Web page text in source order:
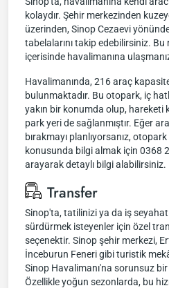
kolaydır. Şehir merkezinden
üzerinden, Sinop Cezaevi
tabelalarını takip edebilirsiniz.
içerisinde havalimanına
Havalimanında, 216 araç
bulunmaktadır. Bu otopark, iç
yakın bir konumda olup, hareketi
park yeri de sağlanmıştır. Eğer
bırakmayı planlıyorsanız,
konusunda bilgi almak için 0368
arayarak detaylı bilgi alabilirsiniz.
Transfer
Sinop'ta, tatilinizi ya da iş
sürdürmek isteyenler için özel
seçenektir. Sinop şehir merkezi,
İnceburun Feneri gibi turistik
Sinop Havalimanı'na sorunsuz bir
Özellikle yoğun sezonlarda, bu